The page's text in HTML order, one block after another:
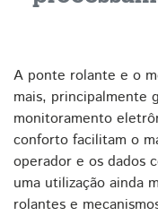
A ponte rolante e o
mais, principalmente
monitoramento
conforto facilitam o
operador e os dados
uma utilização ainda
rolantes e